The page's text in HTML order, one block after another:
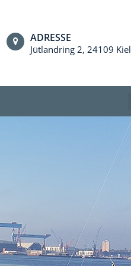
ADRESSE
Jütlandring 2, 24109 Kiel